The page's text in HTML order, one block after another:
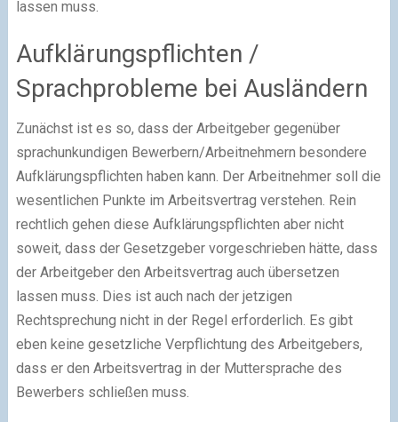
lassen muss.
Aufklärungspflichten /
Sprachprobleme bei Ausländern
Zunächst ist es so, dass der Arbeitgeber gegenüber
sprachunkundigen Bewerbern/Arbeitnehmern besondere
Aufklärungspflichten haben kann. Der Arbeitnehmer soll die
wesentlichen Punkte im Arbeitsvertrag verstehen. Rein
rechtlich gehen diese Aufklärungspflichten aber nicht
soweit, dass der Gesetzgeber vorgeschrieben hätte, dass
der Arbeitgeber den Arbeitsvertrag auch übersetzen
lassen muss. Dies ist auch nach der jetzigen
Rechtsprechung nicht in der Regel erforderlich. Es gibt
eben keine gesetzliche Verpflichtung des Arbeitgebers,
dass er den Arbeitsvertrag in der Muttersprache des
Bewerbers schließen muss.